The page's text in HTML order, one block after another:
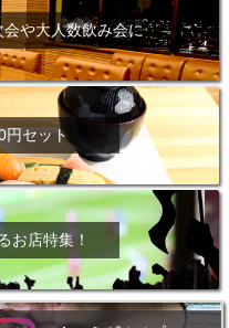
や大人数飲み会に
円セット
お店特集！